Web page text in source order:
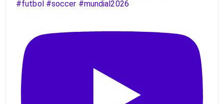
#futbol #soccer #mundial2026